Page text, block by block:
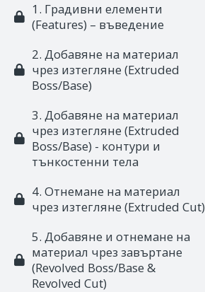
1. Градивни елементи
(Features) – въведение
2. Добавяне на материал
чрез изтегляне (Extruded
Boss/Base)
3. Добавяне на материал
чрез изтегляне (Extruded
Boss/Base) - контури и
тънкостенни тела
4. Отнемане на материал
чрез изтегляне (Extruded Cut)
5. Добавяне и отнемане на
материал чрез завъртане
(Revolved Boss/Base &
Revolved Cut)